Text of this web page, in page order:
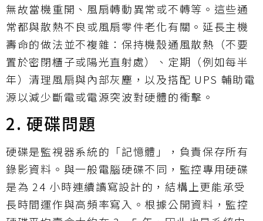
無故當機重開、風扇轉動異常或不轉等。這些通
常都與散熱不良或風扇零件老化有關。延長主機
壽命的做法並不複雜：保持機殼通風散熱（不要
置於密閉櫃子或陽光直射處）、定期（例如每半
年）清理風扇與內部灰塵，以及搭配 UPS 輔助電
源以減少斷電或電源突波對硬體的衝擊。
2. 硬碟問題
硬碟是監視器系統的「記憶體」，負責保存所有
錄影資料。與一般電腦硬碟不同，監控專用硬碟
是為 24 小時連續讀寫設計的，結構上更能承受
長時間運作與高頻率寫入。根據公開資料，監控